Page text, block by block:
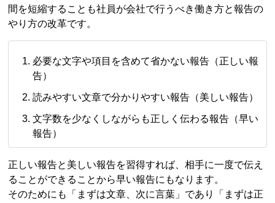
間を短縮することも社員が会社で行うべき働き方と報告の
やり方の改革です。
必要な文字や項目を含めて省かない報告（正しい報
告）
読みやすい文章で分かりやすい報告（美しい報告）
文字数を少なくしながらも正しく伝わる報告（早い
報告）
正しい報告と美しい報告を習得すれば、相手に一度で伝え
ることができることから早い報告にもなります。
そのためにも「まずは文章、次に言葉」であり「まずは正